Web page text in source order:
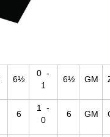
6½
0 -
1
6½ GM
6
1 -
0
6 GM